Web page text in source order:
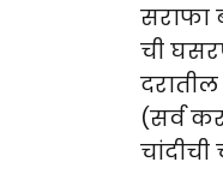
सराफा
ची
(सर्व